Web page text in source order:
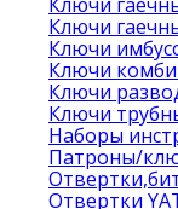
Ключи
Ключи
Ключи
Ключи
Ключи
Наборы
Патроны/
Отвертки